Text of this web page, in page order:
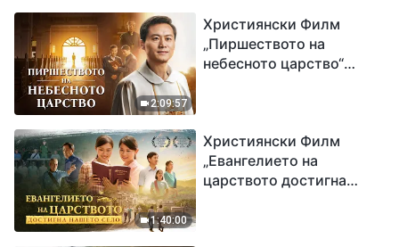
2:09:57
Християнски Филм
„Пиршеството на
небесното царство“
1:40:00
Християнски Филм
„Евангелието на
царството достигна